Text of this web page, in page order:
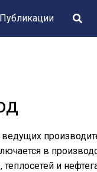
Публикации
в
и